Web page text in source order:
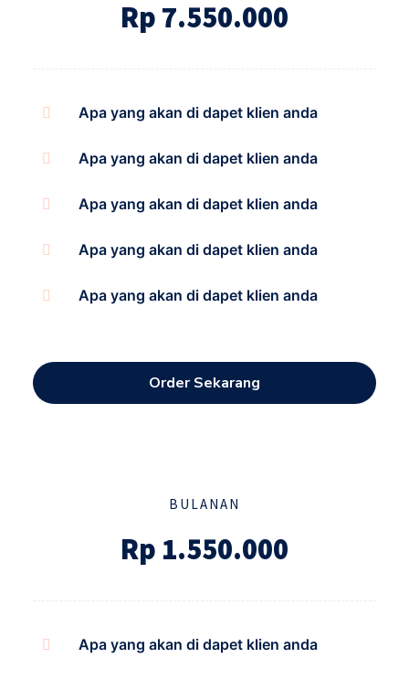
Rp 7.550.000
Apa yang akan di dapet klien anda
Apa yang akan di dapet klien anda
Apa yang akan di dapet klien anda
Apa yang akan di dapet klien anda
Apa yang akan di dapet klien anda
Order Sekarang
BULANAN
Rp 1.550.000
Apa yang akan di dapet klien anda